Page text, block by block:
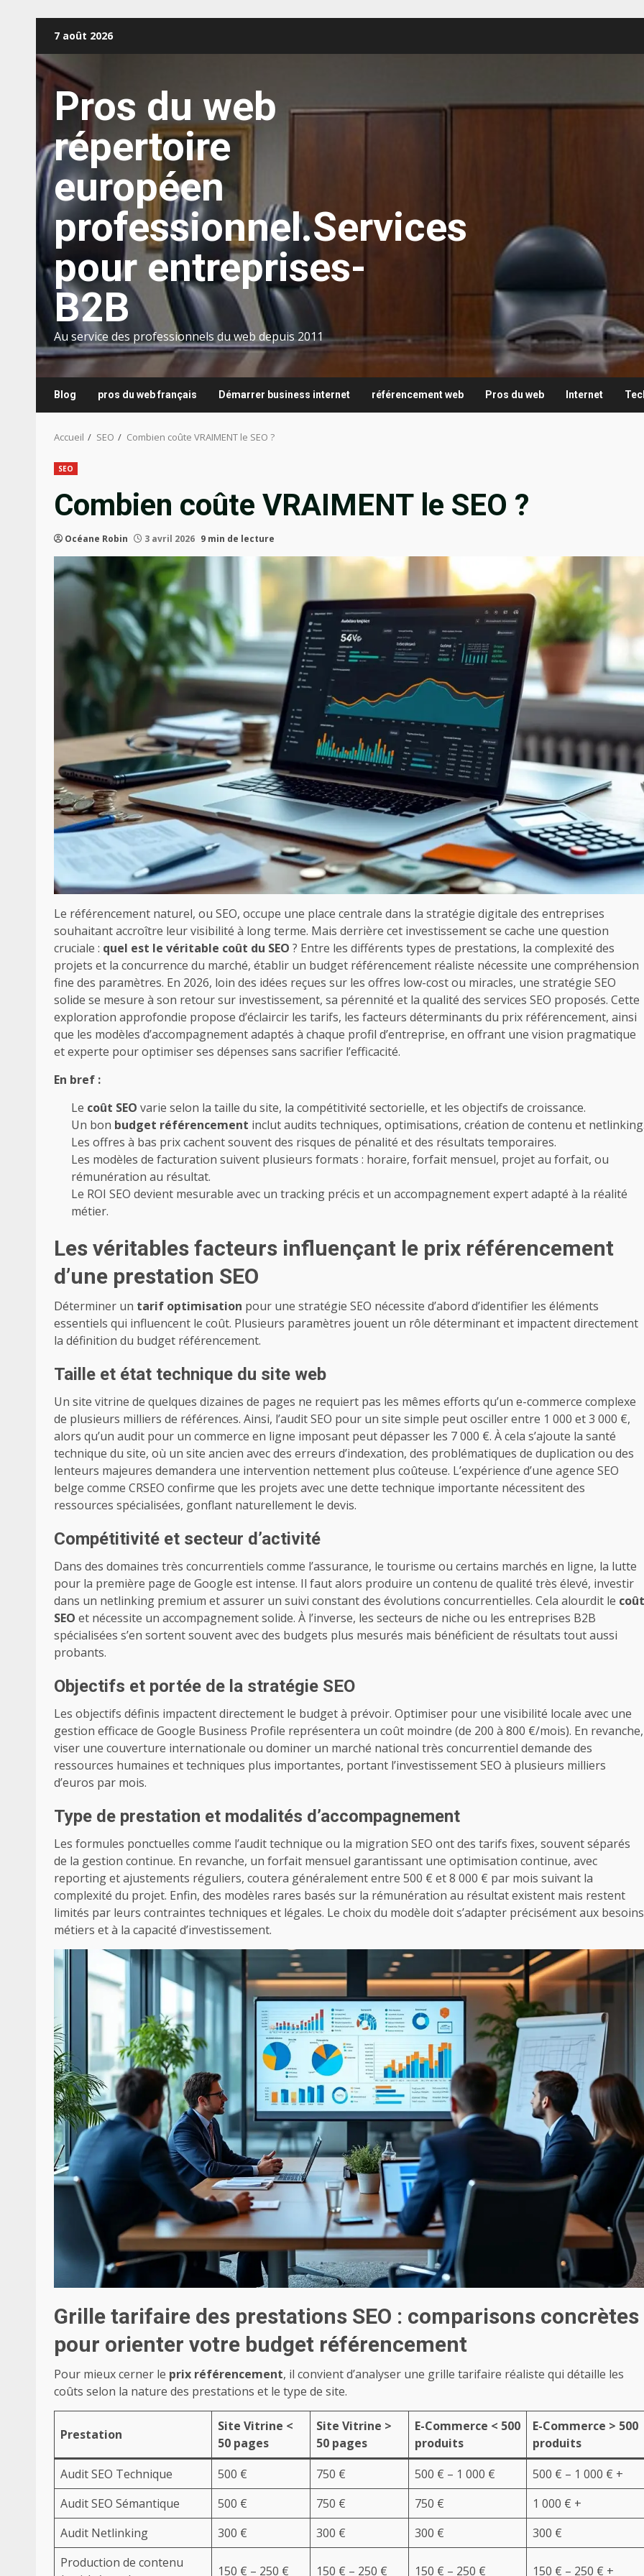
contenu
7 août 2026
Pros du web
répertoire
européen
professionnel.Services
pour entreprises-
B2B
Au service des professionnels du web depuis 2011
Blog pros du web français Démarrer business internet référencement web Pros du web Internet
Accueil SEO Combien coûte VRAIMENT le SEO ?
SEO
Combien coûte VRAIMENT le SEO ?
Océane Robin 3 avril 2026 9 min de lecture
Le référencement naturel, ou SEO, occupe une place centrale dans la stratégie digitale des entreprises
souhaitant accroître leur visibilité à long terme. Mais derrière cet investissement se cache une question
cruciale : quel est le véritable coût du SEO ? Entre les différents types de prestations, la complexité des
projets et la concurrence du marché, établir un budget référencement réaliste nécessite une compréhension
fine des paramètres. En 2026, loin des idées reçues sur les offres low-cost ou miracles, une stratégie SEO
solide se mesure à son retour sur investissement, sa pérennité et la qualité des services SEO proposés. Cette
exploration approfondie propose d’éclaircir les tarifs, les facteurs déterminants du prix référencement, ainsi
que les modèles d’accompagnement adaptés à chaque profil d’entreprise, en offrant une vision pragmatique
et experte pour optimiser ses dépenses sans sacrifier l’efficacité.
En bref :
Le coût SEO varie selon la taille du site, la compétitivité sectorielle, et les objectifs de croissance.
Un bon budget référencement inclut audits techniques, optimisations, création de contenu et
Les offres à bas prix cachent souvent des risques de pénalité et des résultats temporaires.
Les modèles de facturation suivent plusieurs formats : horaire, forfait mensuel, projet au forfait, ou
rémunération au résultat.
Le ROI SEO devient mesurable avec un tracking précis et un accompagnement expert adapté à la réalité
métier.
Les véritables facteurs influençant le prix référencement
d’une prestation SEO
Déterminer un tarif optimisation pour une stratégie SEO nécessite d’abord d’identifier les éléments
essentiels qui influencent le coût. Plusieurs paramètres jouent un rôle déterminant et impactent directement
la définition du budget référencement.
Taille et état technique du site web
Un site vitrine de quelques dizaines de pages ne requiert pas les mêmes efforts qu’un e-commerce complexe
de plusieurs milliers de références. Ainsi, l’audit SEO pour un site simple peut osciller entre 1 000 et 3 000 €,
alors qu’un audit pour un commerce en ligne imposant peut dépasser les 7 000 €. À cela s’ajoute la santé
technique du site, où un site ancien avec des erreurs d’indexation, des problématiques de duplication ou des
lenteurs majeures demandera une intervention nettement plus coûteuse. L’expérience d’une agence SEO
belge comme CRSEO confirme que les projets avec une dette technique importante nécessitent des
ressources spécialisées, gonflant naturellement le devis.
Compétitivité et secteur d’activité
Dans des domaines très concurrentiels comme l’assurance, le tourisme ou certains marchés en ligne, la lutte
pour la première page de Google est intense. Il faut alors produire un contenu de qualité très élevé, investir
dans un netlinking premium et assurer un suivi constant des évolutions concurrentielles. Cela alourdit le coût
SEO et nécessite un accompagnement solide. À l’inverse, les secteurs de niche ou les entreprises B2B
spécialisées s’en sortent souvent avec des budgets plus mesurés mais bénéficient de résultats tout aussi
probants.
Objectifs et portée de la stratégie SEO
Les objectifs définis impactent directement le budget à prévoir. Optimiser pour une visibilité locale avec une
gestion efficace de Google Business Profile représentera un coût moindre (de 200 à 800 €/mois). En revanche,
viser une couverture internationale ou dominer un marché national très concurrentiel demande des
ressources humaines et techniques plus importantes, portant l’investissement SEO à plusieurs milliers
d’euros par mois.
Type de prestation et modalités d’accompagnement
Les formules ponctuelles comme l’audit technique ou la migration SEO ont des tarifs fixes, souvent séparés
de la gestion continue. En revanche, un forfait mensuel garantissant une optimisation continue, avec
reporting et ajustements réguliers, coutera généralement entre 500 € et 8 000 € par mois suivant la
complexité du projet. Enfin, des modèles rares basés sur la rémunération au résultat existent mais restent
limités par leurs contraintes techniques et légales. Le choix du modèle doit s’adapter précisément aux besoins
métiers et à la capacité d’investissement.
Grille tarifaire des prestations SEO : comparisons concrètes
pour orienter votre budget référencement
Pour mieux cerner le prix référencement, il convient d’analyser une grille tarifaire réaliste qui détaille les
coûts selon la nature des prestations et le type de site.
Prestation
Site Vitrine <
50 pages
Site Vitrine >
50 pages
E-Commerce < 500
produits
E-Commerce > 500
produits
Audit SEO Technique
500 € 750 € 500 € – 1 000 €
500 € – 1 000 € +
Audit SEO Sémantique
500 € 750 € 750 €
1 000 € +
Audit Netlinking
300 € 300 € 300 €
300 €
Production de contenu
150 € – 250 € 150 € – 250 € 150 € – 250 € 150 € – 250 € +